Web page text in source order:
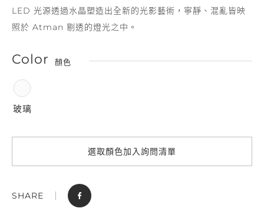
LED 光源透過水晶塑造出全新的光影藝術，寧靜、混亂皆映
照於 Atman 剔透的燈光之中。
Color 顏色
玻璃
選取顏色加入詢問清單
SHARE